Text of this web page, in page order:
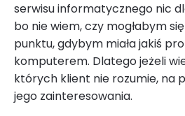
serwisu informatycznego nic
bo nie wiem, czy mogłabym
punktu, gdybym miała jakiś
komputerem. Dlatego jeżeli
których klient nie rozumie, na
jego zainteresowania.